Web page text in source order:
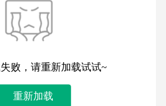
败，请重新加载试试~
重新加载